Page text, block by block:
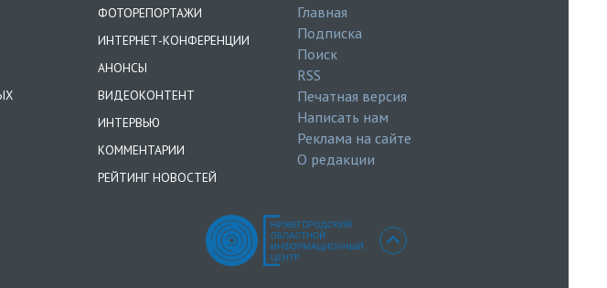
ФОТОРЕПОРТАЖИ
ИНТЕРНЕТ-КОНФЕРЕНЦИИ
АНОНСЫ
ВИДЕОКОНТЕНТ
ИНТЕРВЬЮ
КОММЕНТАРИИ
РЕЙТИНГ НОВОСТЕЙ
Главная
Подписка
Поиск
RSS
Печатная версия
Написать нам
Реклама на сайте
О редакции